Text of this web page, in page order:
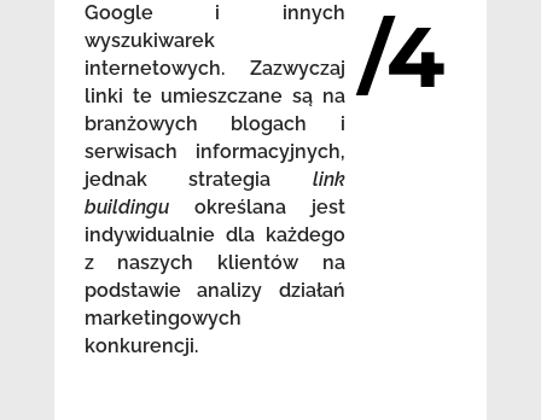
Google i innych
wyszukiwarek
internetowych. Zazwyczaj
linki te umieszczane są na
branżowych blogach i
serwisach informacyjnych,
jednak strategia link
buildingu określana jest
indywidualnie dla każdego
z naszych klientów na
podstawie analizy działań
marketingowych
konkurencji.
/4